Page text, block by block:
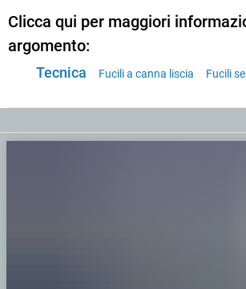
Clicca qui per maggiori
argomento:
Tecnica Fucili a canna liscia Fucili